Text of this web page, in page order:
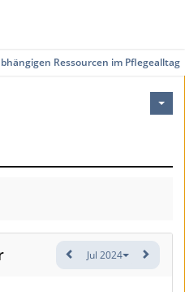
Ressourcen im Pflegealltag
Jul 2024